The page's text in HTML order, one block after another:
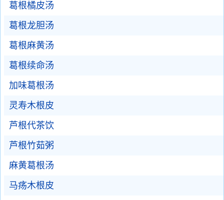
葛根橘皮汤
葛根龙胆汤
葛根麻黄汤
葛根续命汤
加味葛根汤
灵寿木根皮
芦根代茶饮
芦根竹茹粥
麻黄葛根汤
马疡木根皮